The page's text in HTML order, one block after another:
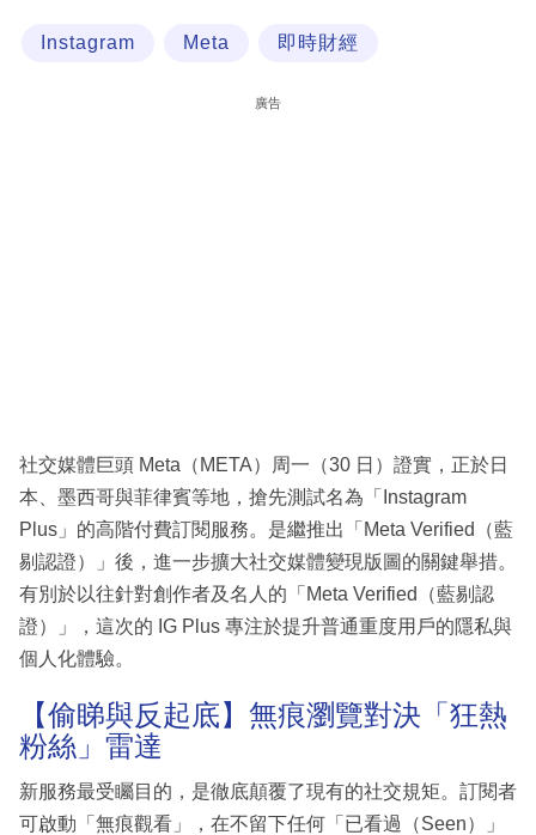
Instagram Meta 即時財經
廣告
社交媒體巨頭 Meta（META）周一（30 日）證實，正於日
本、墨西哥與菲律賓等地，搶先測試名為「Instagram
Plus」的高階付費訂閱服務。是繼推出「Meta Verified（藍
剔認證）」後，進一步擴大社交媒體變現版圖的關鍵舉措。
有別於以往針對創作者及名人的「Meta Verified（藍剔認
證）」，這次的 IG Plus 專注於提升普通重度用戶的隱私與
個人化體驗。
【偷睇與反起底】無痕瀏覽對決「狂熱
粉絲」雷達
新服務最受矚目的，是徹底顛覆了現有的社交規矩。訂閱者
可啟動「無痕觀看」，在不留下任何「已看過（Seen）」